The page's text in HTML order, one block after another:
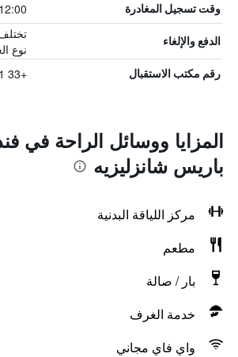
وقت تسجيل المغادرة 12:00
الدفع والإلغاء
نوع
رقم مكتب الاستقبال +33 1 53 93 55 00
المزايا ووسائل الراحة في
باريس شانزليزيه
مركز اللياقة البدنية
مطعم
بار / صالة
خدمة الغرف
واي فاي مجاني